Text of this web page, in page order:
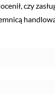
czy